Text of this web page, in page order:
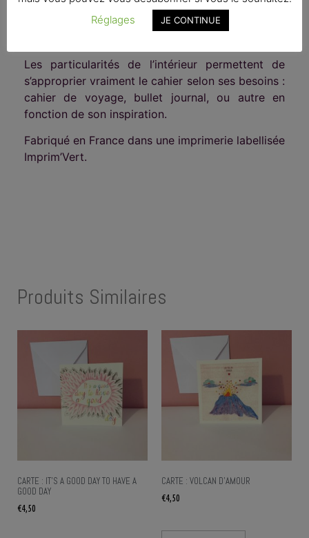
centre à droite comporte une illustration au trait
à colorier. L’illustration intérieure est toujours en
Les particularités de l’intérieur permettent de
s’approprier vraiment le cahier selon ses besoins :
cahier de voyage, bullet journal, ou autre en
fonction de son inspiration.
Fabriqué en France dans une imprimerie labellisée
Imprim’Vert.
Produits Similaires
CARTE : IT’S A GOOD DAY TO HAVE A
GOOD DAY
€4,50
CARTE : VOLCAN D’AMOUR
€4,50
Réglages
JE CONTINUE